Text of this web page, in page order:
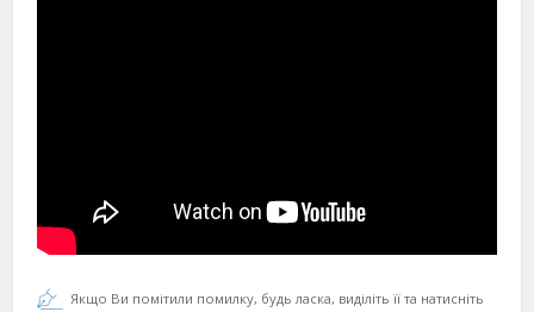
Якщо Ви помітили помилку, будь ласка, виділіть її та натисніть